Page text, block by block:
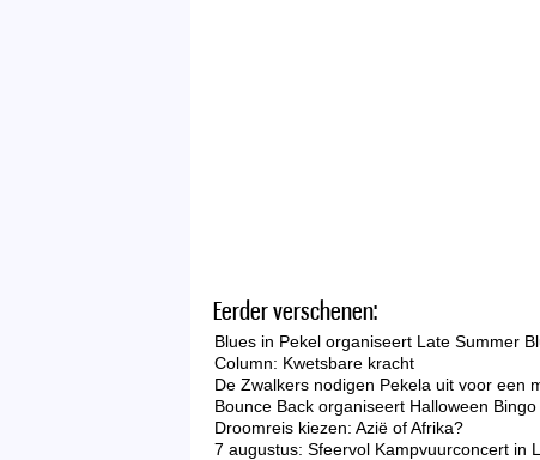
Eerder verschenen:
Blues in Pekel organiseert Late Summer
Column: Kwetsbare kracht
De Zwalkers nodigen Pekela uit voor een
Bounce Back organiseert Halloween
Droomreis kiezen: Azië of Afrika?
7 augustus: Sfeervol Kampvuurconcert in